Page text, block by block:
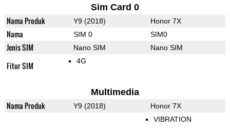
Sim Card 0
Nama Produk Y9 (2018) Honor 7X
Nama SIM 0 SIM0
Jenis SIM Nano SIM Nano SIM
Fitur SIM 4G
Multimedia
Nama Produk Y9 (2018) Honor 7X
VIBRATION